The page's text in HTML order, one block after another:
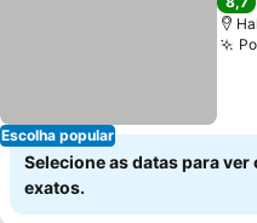
Escolha popular
Selecione as datas para ver
exatos.